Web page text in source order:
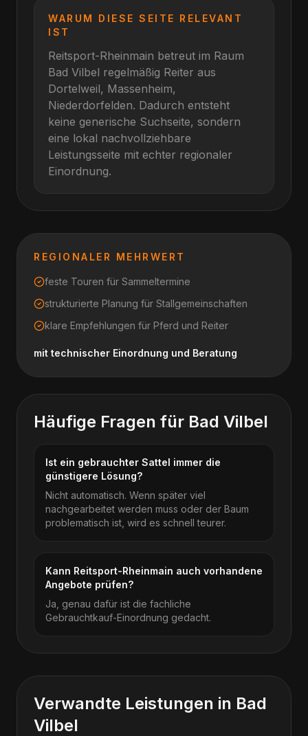
WARUM DIESE SEITE RELEVANT
IST
Reitsport-Rheinmain betreut im Raum
Bad Vilbel regelmäßig Reiter aus
Dortelweil, Massenheim,
Niederdorfelden. Dadurch entsteht
keine generische Suchseite, sondern
eine lokal nachvollziehbare
Leistungsseite mit echter regionaler
Einordnung.
REGIONALER MEHRWERT
feste Touren für Sammeltermine
strukturierte Planung für Stallgemeinschaften
klare Empfehlungen für Pferd und Reiter
mit technischer Einordnung und Beratung
Häufige Fragen für Bad Vilbel
Ist ein gebrauchter Sattel immer die
günstigere Lösung?
Nicht automatisch. Wenn später viel
nachgearbeitet werden muss oder der Baum
problematisch ist, wird es schnell teurer.
Kann Reitsport-Rheinmain auch vorhandene
Angebote prüfen?
Ja, genau dafür ist die fachliche
Gebrauchtkauf-Einordnung gedacht.
Verwandte Leistungen in Bad
Vilbel